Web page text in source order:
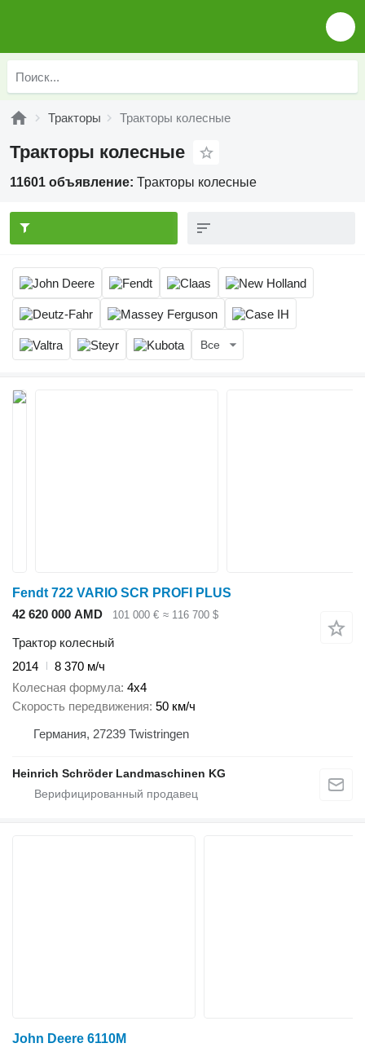
Тракторы Тракторы колесные
Тракторы колесные
11601 объявление: Тракторы колесные
Все
Fendt 722 VARIO SCR PROFI PLUS
42 620 000 AMD
101 000 € ≈ 116 700 $
Трактор колесный
2014
8 370 м/ч
Колесная формула 4x4
Скорость передвижения 50 км/ч
Германия, 27239 Twistringen
Heinrich Schröder Landmaschinen KG
John Deere 6110M